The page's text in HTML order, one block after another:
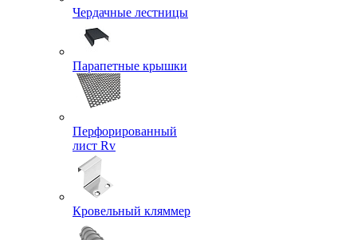
Чердачные лестницы
Парапетные крышки
Перфорированный
лист Rv
Кровельный кляммер